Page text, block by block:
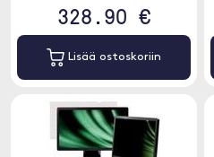
328.90 €
Lisää ostoskoriin